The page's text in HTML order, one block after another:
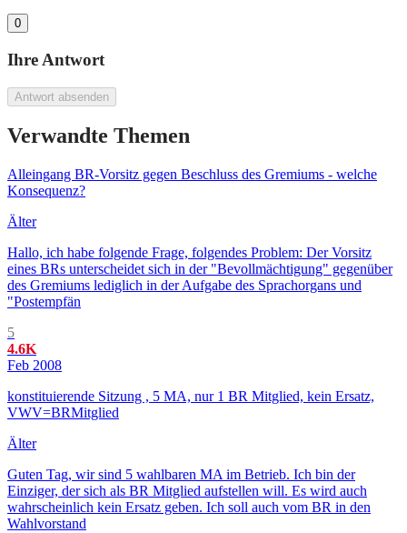
0
Ihre Antwort
Antwort absenden
Verwandte Themen
Alleingang BR-Vorsitz gegen Beschluss des Gremiums - welche
Konsequenz?
Älter
Hallo, ich habe folgende Frage, folgendes Problem: Der Vorsitz
eines BRs unterscheidet sich in der "Bevollmächtigung" gegenüber
des Gremiums lediglich in der Aufgabe des Sprachorgans und
"Postempfän
5
4.6K
Feb 2008
konstituierende Sitzung , 5 MA, nur 1 BR Mitglied, kein Ersatz,
VWV=BRMitglied
Älter
Guten Tag, wir sind 5 wahlbaren MA im Betrieb. Ich bin der
Einziger, der sich als BR Mitglied aufstellen will. Es wird auch
wahrscheinlich kein Ersatz geben. Ich soll auch vom BR in den
Wahlvorstand